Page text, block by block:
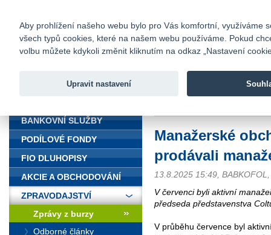
Fio banka
Fio banka
Manažerské
prodávali
13.8.2025 15:49,
V červenci byli aktivní
předseda představenstva
V průběhu července byl
BANKOVNÍ SLUŽBY
PODÍLOVÉ FONDY
FIO DLUHOPISY
AKCIE A OBCHODOVÁNÍ
ZPRAVODAJSTVÍ
Zprávy z burzy
Odborné články
Aby prohlížení našeho webu bylo pro Vás komfortní, využíváme
všech typů cookies, které na našem webu používáme. Pokud
volbu můžete kdykoli změnit kliknutím na odkaz „Nastavení
Upravit nastavení